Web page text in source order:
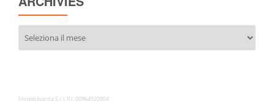
Immobilsarda S.r.l. P.I. 00964920904